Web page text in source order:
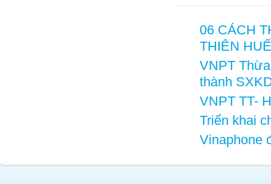
06 CÁCH
THIÊN HUẾ
VNPT
thành
VNPT TT-
Triển khai
Vinaphone